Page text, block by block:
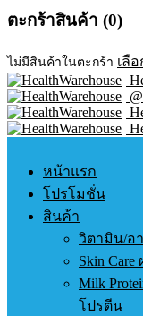
ตะกร้าสินค้า (0)
ไม่มีสินค้าในตะกร้า เลื
หน้าแรก
โปรโมชั่น
สินค้า
วิตามิน/อ
Skin
Milk
โปรตีน